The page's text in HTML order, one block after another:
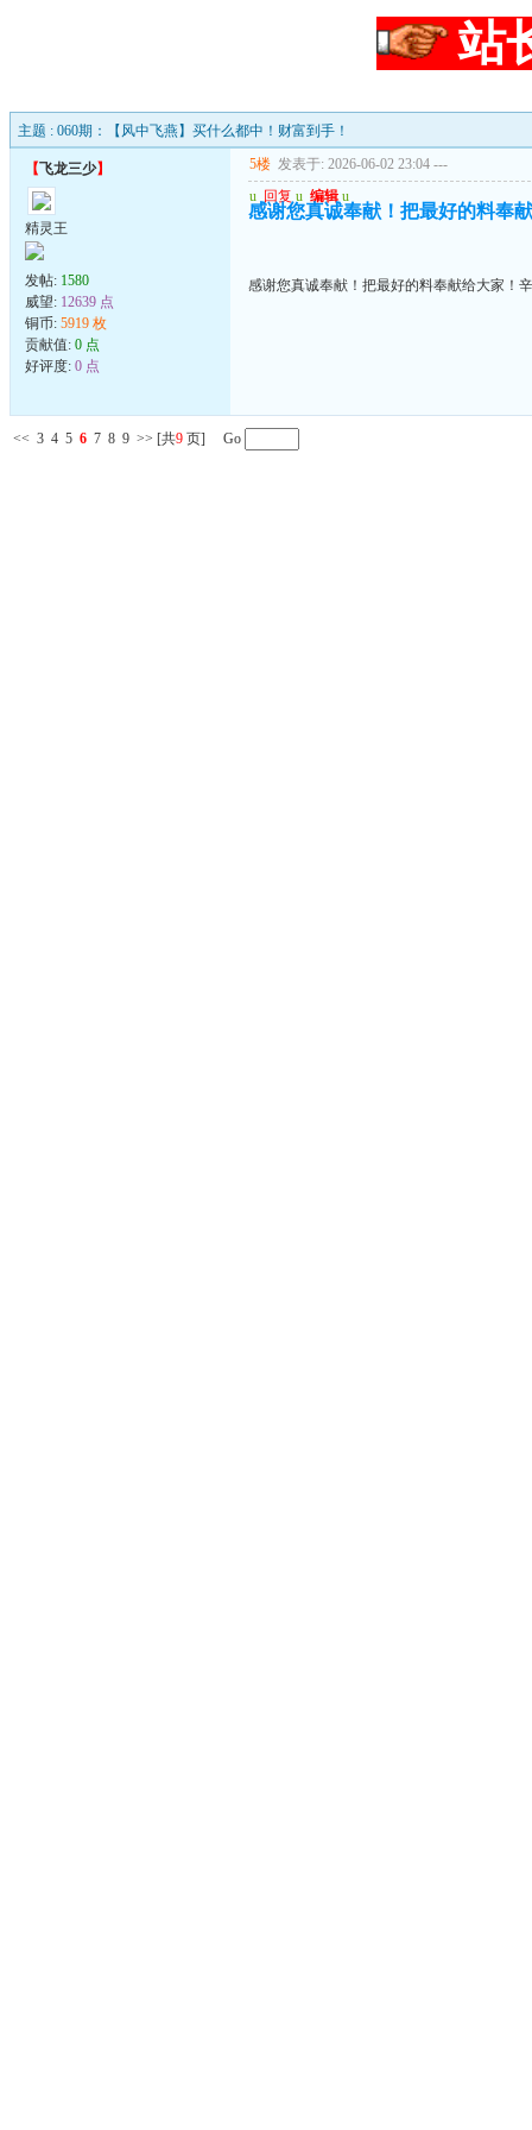
站
主题 : 060期：【风中飞燕】买什么都中！财富到手！
【飞龙三少】
精灵王
发帖: 1580
威望: 12639 点
铜币: 5919 枚
贡献值: 0 点
好评度: 0 点
5楼 发表于: 2026-06-02 23:04 ---
u 回复 u 编辑 u
感谢您真诚奉献！把最好的料奉
感谢您真诚奉献！把最好的料奉献给大家！
<< 3 4 5 6 7 8 9 >> [共9 页] Go